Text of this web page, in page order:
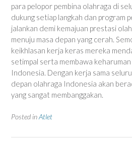
para pelopor pembina olahraga di
dukung setiap langkah dan program
jalankan demi kemajuan prestasi
menuju masa depan yang cerah.
keikhlasan kerja keras mereka
setimpal serta membawa
Indonesia. Dengan kerja sama
depan olahraga Indonesia akan
yang sangat membanggakan.
Posted inAtlet